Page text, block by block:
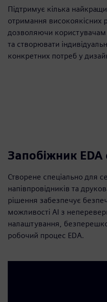
Підтримує кілька
отримання високоякісних
дозволяючи користувачам
та створювати
конкретних потреб у
Запобіжник EDA
Створене спеціально для
напівпровідників та
рішення забезпечує
можливості AI з
налаштування,
робочий процес EDA.